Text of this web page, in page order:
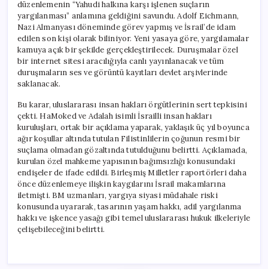
düzenlemenin “Yahudi halkına karşı işlenen suçların
yargılanması” anlamına geldiğini savundu. Adolf Eichmann,
Nazi Almanyası döneminde görev yapmış ve İsrail’de idam
edilen son kişi olarak biliniyor. Yeni yasaya göre, yargılamalar
kamuya açık bir şekilde gerçekleştirilecek. Duruşmalar özel
bir internet sitesi aracılığıyla canlı yayınlanacak ve tüm
duruşmaların ses ve görüntü kayıtları devlet arşivlerinde
saklanacak.
Bu karar, uluslararası insan hakları örgütlerinin sert tepkisini
çekti. HaMoked ve Adalah isimli İsrailli insan hakları
kuruluşları, ortak bir açıklama yaparak, yaklaşık üç yıl boyunca
ağır koşullar altında tutulan Filistinlilerin çoğunun resmi bir
suçlama olmadan gözaltında tutulduğunu belirtti. Açıklamada,
kurulan özel mahkeme yapısının bağımsızlığı konusundaki
endişeler de ifade edildi. Birleşmiş Milletler raportörleri daha
önce düzenlemeye ilişkin kaygılarını İsrail makamlarına
iletmişti. BM uzmanları, yargıya siyasi müdahale riski
konusunda uyararak, tasarının yaşam hakkı, adil yargılanma
hakkı ve işkence yasağı gibi temel uluslararası hukuk ilkeleriyle
çelişebileceğini belirtti.